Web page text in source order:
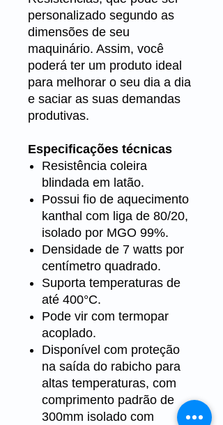
personalizado segundo as
dimensões de seu
maquinário. Assim, você
poderá ter um produto ideal
para melhorar o seu dia a dia
e saciar as suas demandas
produtivas.
Especificações técnicas
Resistência coleira
blindada em latão.
Possui fio de aquecimento
kanthal com liga de 80/20,
isolado por MGO 99%.
Densidade de 7 watts por
centímetro quadrado.
Suporta temperaturas de
até 400°C.
Pode vir com termopar
acoplado.
Disponível com proteção
na saída do rabicho para
altas temperaturas, com
comprimento padrão de
300mm isolado com